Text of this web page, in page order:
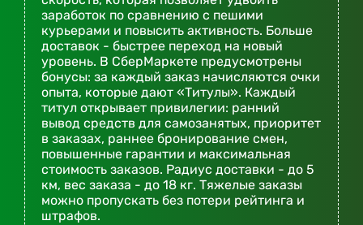
заработок по сравнению с пешими
курьерами и повысить активность. Больше
доставок - быстрее переход на новый
уровень. В СберМаркете предусмотрены
бонусы: за каждый заказ начисляются очки
опыта, которые дают «Титулы». Каждый
титул открывает привилегии: ранний
вывод средств для самозанятых, приоритет
в заказах, раннее бронирование смен,
повышенные гарантии и максимальная
стоимость заказов. Радиус доставки - до 5
км, вес заказа - до 18 кг. Тяжелые заказы
можно пропускать без потери рейтинга и
штрафов.